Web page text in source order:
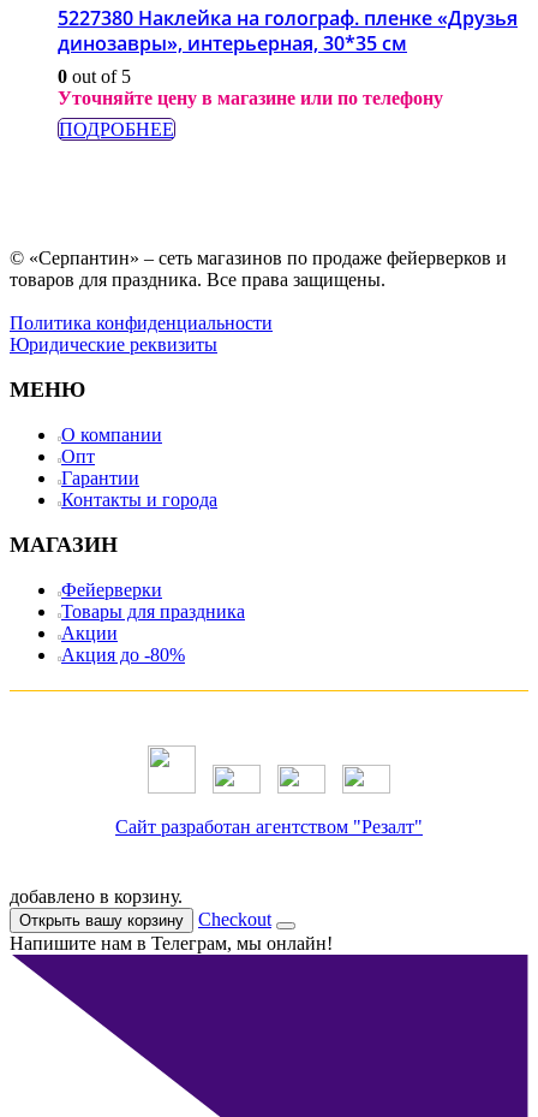
5227380 Наклейка на голограф. пленке «Друзья
динозавры», интерьерная, 30*35 см
0 out of 5
Уточняйте цену в магазине или по телефону
ПОДРОБНЕЕ
© «Серпантин» – сеть магазинов по продаже фейерверков и
товаров для праздника. Все права защищены.
Политика конфиденциальности
Юридические реквизиты
МЕНЮ
О компании
Опт
Гарантии
Контакты и города
МАГАЗИН
Фейерверки
Товары для праздника
Акции
Акция до -80%
Сайт разработан агентством "Резалт"
добавлено в корзину.
Открыть вашу корзину
Checkout
Напишите нам в Телеграм, мы онлайн!